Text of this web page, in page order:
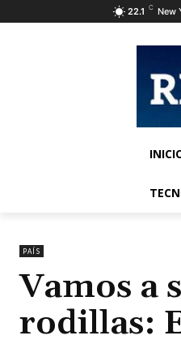
22.1 C New
PAÍS
Vamos a
rodillas: